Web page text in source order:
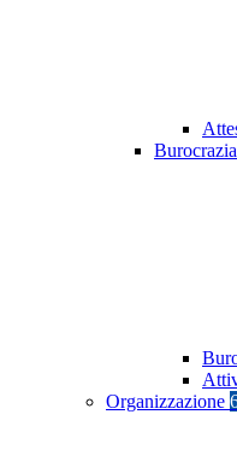
Organizzazione